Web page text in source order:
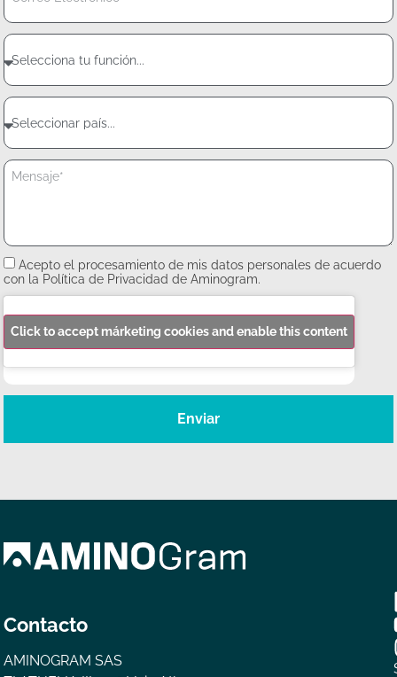
Acepto el procesamiento de mis datos personales de acuerdo
con la Política de Privacidad de Aminogram.
Click to accept márketing cookies and enable this content
Enviar
Contacto
AMINOGRAM SAS